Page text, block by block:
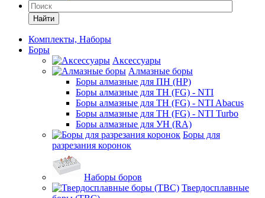
Найти
Комплекты, Наборы
Боры
Аксессуары
Алмазные боры
Боры алмазные для ПН (HP)
Боры алмазные для ТН (FG) - NTI
Боры алмазные для ТН (FG) - NTI Abacus
Боры алмазные для ТН (FG) - NTI Turbo
Боры алмазные для УН (RA)
Боры для
разрезания коронок
Наборы боров
Твердосплавные